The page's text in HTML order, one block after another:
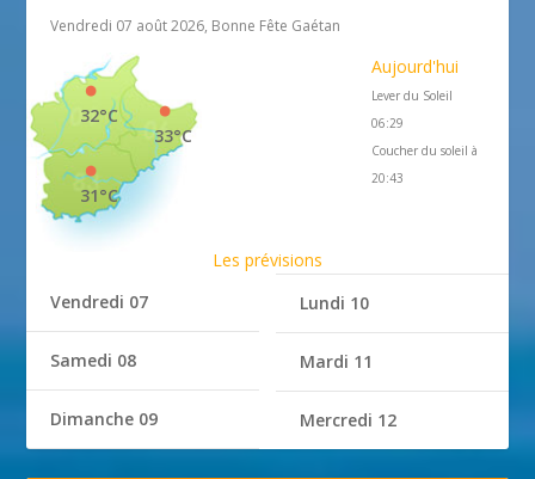
Vendredi 07 août 2026, Bonne Fête Gaétan
33°C
32°C
31°C
Aujourd'hui
Lever du Soleil
06:29
Coucher du soleil à
20:43
Les prévisions
Vendredi 07
Samedi 08
Dimanche 09
Lundi 10
Mardi 11
Mercredi 12